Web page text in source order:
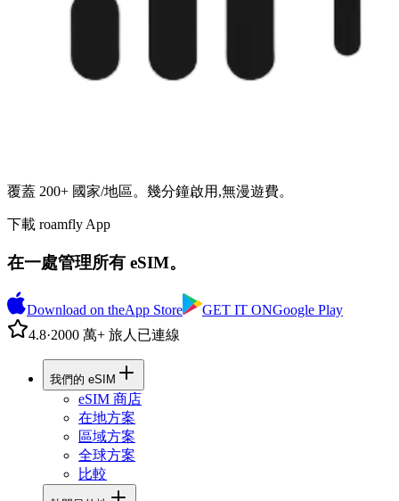
覆蓋 200+ 國家/地區。幾分鐘啟用,無漫遊費。
下載 roamfly App
在一處管理所有 eSIM。
Download on theApp Store GET IT ONGoogle Play
4.8·2000 萬+ 旅人已連線
我們的 eSIM
eSIM 商店
在地方案
區域方案
全球方案
比較